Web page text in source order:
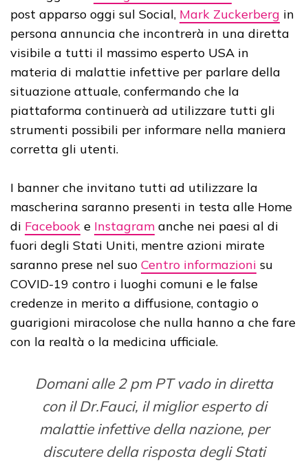
post apparso oggi sul Social, Mark Zuckerberg in
persona annuncia che incontrerà in una diretta
visibile a tutti il massimo esperto USA in
materia di malattie infettive per parlare della
situazione attuale, confermando che la
piattaforma continuerà ad utilizzare tutti gli
strumenti possibili per informare nella maniera
corretta gli utenti.
I banner che invitano tutti ad utilizzare la
mascherina saranno presenti in testa alle Home
di Facebook e Instagram anche nei paesi al di
fuori degli Stati Uniti, mentre azioni mirate
saranno prese nel suo Centro informazioni su
COVID-19 contro i luoghi comuni e le false
credenze in merito a diffusione, contagio o
guarigioni miracolose che nulla hanno a che fare
con la realtà o la medicina ufficiale.
Domani alle 2 pm PT vado in diretta
con il Dr.Fauci, il miglior esperto di
malattie infettive della nazione, per
discutere della risposta degli Stati